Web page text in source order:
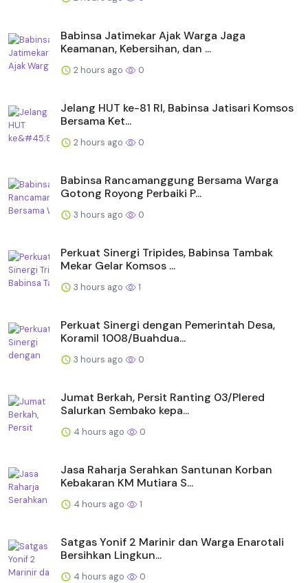
Babinsa Jatimekar Ajak Warga Jaga
Keamanan, Kebersihan, dan ...
2 hours ago 0
Jelang HUT ke-81 RI, Babinsa Jatisari Komsos
Bersama Ket...
2 hours ago 0
Babinsa Rancamanggung Bersama Warga
Gotong Royong Perbaiki P...
3 hours ago 0
Perkuat Sinergi Tripides, Babinsa Tambak
Mekar Gelar Komsos ...
3 hours ago 1
Perkuat Sinergi dengan Pemerintah Desa,
Koramil 1008/Buahdua...
3 hours ago 0
Jumat Berkah, Persit Ranting 03/Plered
Salurkan Sembako kepa...
4 hours ago 0
Jasa Raharja Serahkan Santunan Korban
Kebakaran KM Mutiara S...
4 hours ago 1
Satgas Yonif 2 Marinir dan Warga Enarotali
Bersihkan Lingkun...
4 hours ago 0